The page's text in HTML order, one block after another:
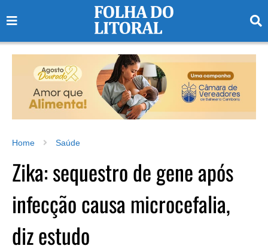
Home Saúde
Zika: sequestro de gene após
infecção causa microcefalia,
diz estudo